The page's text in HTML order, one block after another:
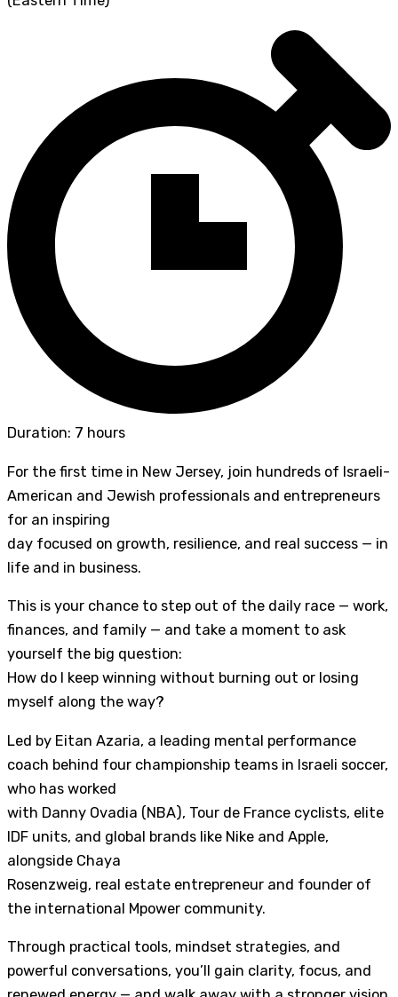
Duration: 7 hours
For the first time in New Jersey, join hundreds of Israeli-
American and Jewish professionals and entrepreneurs
for an inspiring
day focused on growth, resilience, and real success — in
life and in business.
This is your chance to step out of the daily race — work,
finances, and family — and take a moment to ask
yourself the big question:
How do I keep winning without burning out or losing
myself along the way?
Led by Eitan Azaria, a leading mental performance
coach behind four championship teams in Israeli soccer,
who has worked
with Danny Ovadia (NBA), Tour de France cyclists, elite
IDF units, and global brands like Nike and Apple,
alongside Chaya
Rosenzweig, real estate entrepreneur and founder of
the international Mpower community.
Through practical tools, mindset strategies, and
powerful conversations, you’ll gain clarity, focus, and